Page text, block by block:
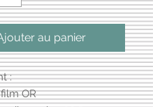
au panier
:
OR